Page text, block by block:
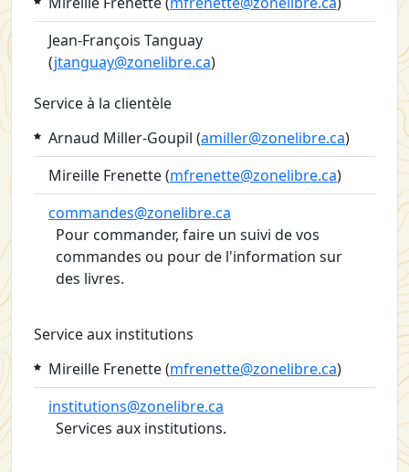
Jean-François Tanguay
(jtanguay@zonelibre.ca)
Service à la clientèle
Arnaud Miller-Goupil (amiller@zonelibre.ca)
Mireille Frenette (mfrenette@zonelibre.ca)
commandes@zonelibre.ca
Pour commander, faire un suivi de vos
commandes ou pour de l'information sur
des livres.
Service aux institutions
Mireille Frenette(mfrenette@zonelibre.ca)
institutions@zonelibre.ca
Services aux institutions.